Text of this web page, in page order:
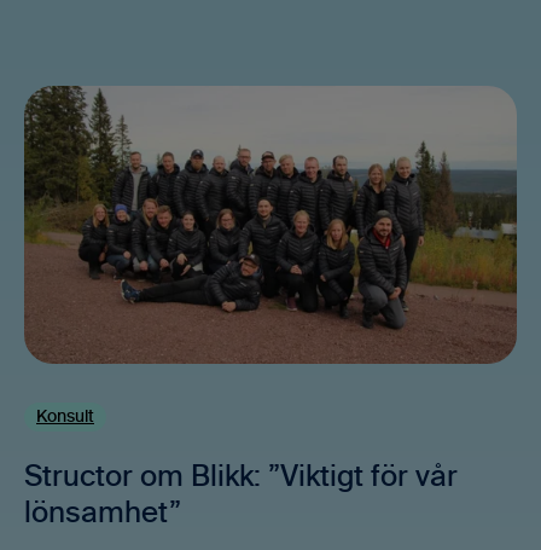
Konsult
Structor om Blikk: ”Viktigt för vår
lönsamhet”